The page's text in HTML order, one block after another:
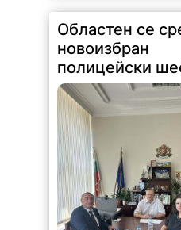
197 | 2026-08-06
Областният управител
Монтана Иван Каменов
заместник областният
Зорница Михайлова